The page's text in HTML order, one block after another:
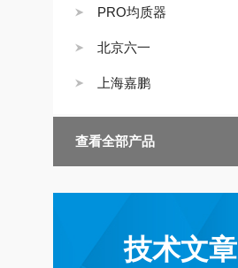
PRO均质器
北京六一
上海嘉鹏
查看全部产品
技术文章